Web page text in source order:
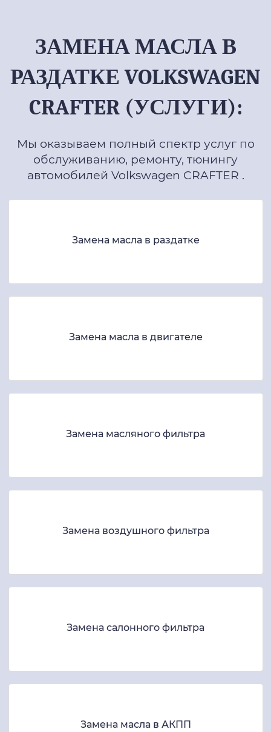
ЗАМЕНА МАСЛА В
РАЗДАТКЕ VOLKSWAGEN
CRAFTER (УСЛУГИ):
Мы оказываем полный спектр услуг по
обслуживанию, ремонту, тюнингу
автомобилей Volkswagen CRAFTER .
Замена масла в раздатке
Замена масла в двигателе
Замена масляного фильтра
Замена воздушного фильтра
Замена салонного фильтра
Замена масла в АКПП